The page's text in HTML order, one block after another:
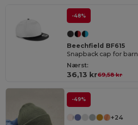
-48%
Beechfield BF615
Snapback cap for barn
Nærst:
36,13 kr69,58 kr
-49%
+24